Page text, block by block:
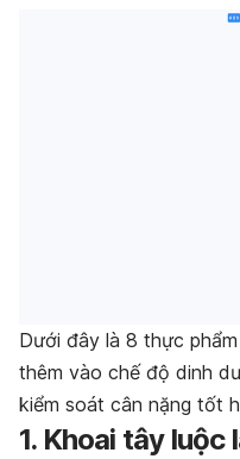
Dưới đây là 8 thực
thêm vào chế độ dinh
kiểm soát cân nặng tốt
1. Khoai tây luộc